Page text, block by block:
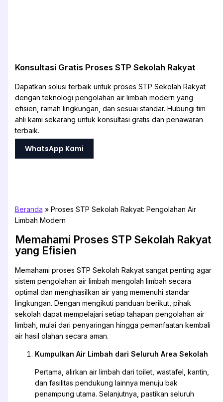
Konsultasi Gratis Proses STP Sekolah Rakyat
Dapatkan solusi terbaik untuk proses STP Sekolah Rakyat
dengan teknologi pengolahan air limbah modern yang
efisien, ramah lingkungan, dan sesuai standar. Hubungi tim
ahli kami sekarang untuk konsultasi gratis dan penawaran
terbaik.
WhatsApp Kami
Beranda » Proses STP Sekolah Rakyat: Pengolahan Air
Limbah Modern
Memahami Proses STP Sekolah Rakyat
yang Efisien
Memahami proses STP Sekolah Rakyat sangat penting agar
sistem pengolahan air limbah mengolah limbah secara
optimal dan menghasilkan air yang memenuhi standar
lingkungan. Dengan mengikuti panduan berikut, pihak
sekolah dapat mempelajari setiap tahapan pengolahan air
limbah, mulai dari penyaringan hingga pemanfaatan kembali
air hasil olahan secara aman.
Kumpulkan Air Limbah dari Seluruh Area Sekolah
Pertama, alirkan air limbah dari toilet, wastafel, kantin,
dan fasilitas pendukung lainnya menuju bak
penampung utama. Selanjutnya, pastikan seluruh